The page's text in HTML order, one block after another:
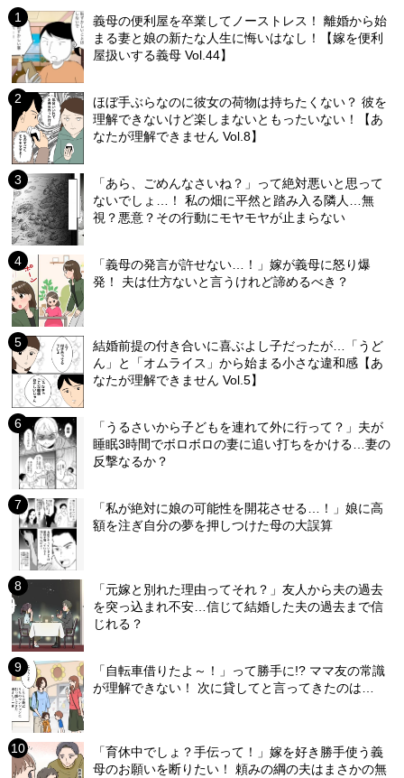
義母の便利屋を卒業してノーストレス！ 離婚から始
まる妻と娘の新たな人生に悔いはなし！【嫁を便利
屋扱いする義母 Vol.44】
ほぼ手ぶらなのに彼女の荷物は持ちたくない？ 彼を
理解できないけど楽しまないともったいない！【あ
なたが理解できません Vol.8】
「あら、ごめんなさいね？」って絶対悪いと思って
ないでしょ…！ 私の畑に平然と踏み入る隣人…無
視？悪意？その行動にモヤモヤが止まらない
「義母の発言が許せない…！」嫁が義母に怒り爆
発！ 夫は仕方ないと言うけれど諦めるべき？
結婚前提の付き合いに喜ぶよし子だったが…「うど
ん」と「オムライス」から始まる小さな違和感【あ
なたが理解できません Vol.5】
「うるさいから子どもを連れて外に行って？」夫が
睡眠3時間でボロボロの妻に追い打ちをかける…妻の
反撃なるか？
「私が絶対に娘の可能性を開花させる…！」娘に高
額を注ぎ自分の夢を押しつけた母の大誤算
「元嫁と別れた理由ってそれ？」友人から夫の過去
を突っ込まれ不安…信じて結婚した夫の過去まで信
じれる？
「自転車借りたよ～！」って勝手に!? ママ友の常識
が理解できない！ 次に貸してと言ってきたのは…
「育休中でしょ？手伝って！」嫁を好き勝手使う義
母のお願いを断りたい！ 頼みの綱の夫はまさかの無